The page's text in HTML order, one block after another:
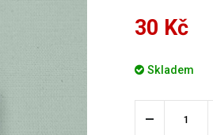
30 Kč
Skladem